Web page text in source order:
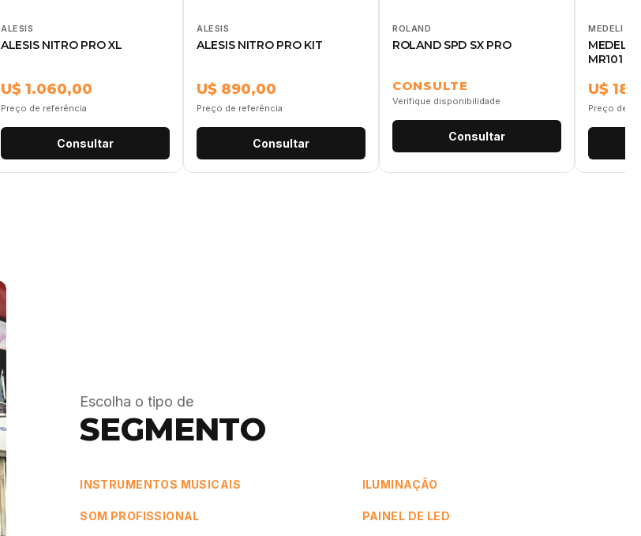
ALESIS
ALESIS NITRO PRO XL
U$ 1.060,00
Preço de referência
Consultar
ALESIS
ALESIS NITRO PRO KIT
U$ 890,00
Preço de referência
Consultar
ROLAND
ROLAND SPD SX PRO
CONSULTE
Verifique disponibilidade
Consultar
MEDELI
MEDELI
MR101
U$
Preço de
Escolha o tipo de
SEGMENTO
INSTRUMENTOS MUSICAIS ILUMINAÇÃO
SOM PROFISSIONAL PAINEL DE LED